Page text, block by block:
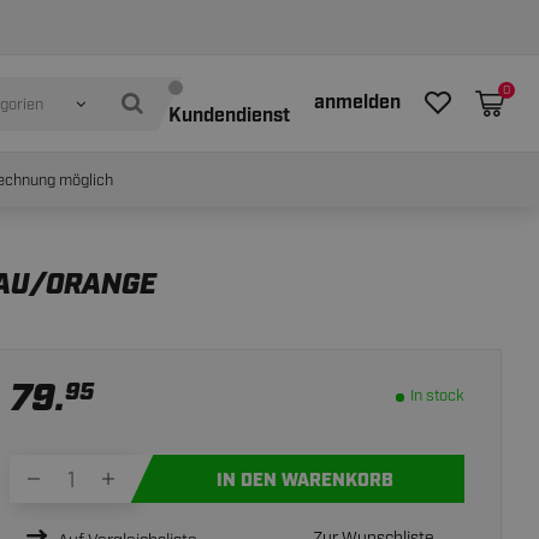
Kundendienst
anmelden
0
möglich
ORANGE
79.95 In stock
IN DEN WARENKORB